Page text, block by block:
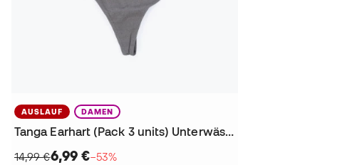
AUSLAUF DAMEN
Tanga Earhart (Pack 3 units) Unterwäsche
14,99 €6,99 €−53%